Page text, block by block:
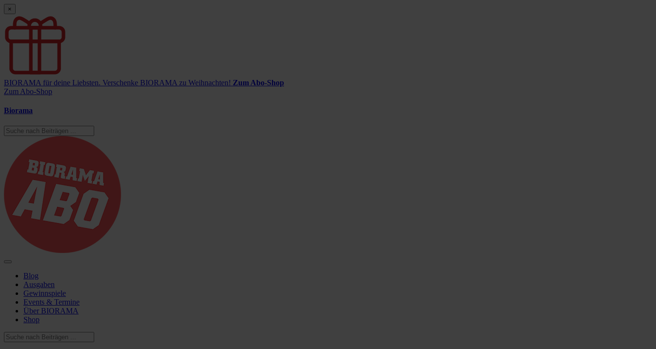
×
BIORAMA für deine Liebsten. Verschenke BIORAMA zu Weihnachten! Zum Abo-Shop
Zum Abo-Shop
Biorama
Blog
Ausgaben
Gewinnspiele
Events & Termine
Über BIORAMA
Shop